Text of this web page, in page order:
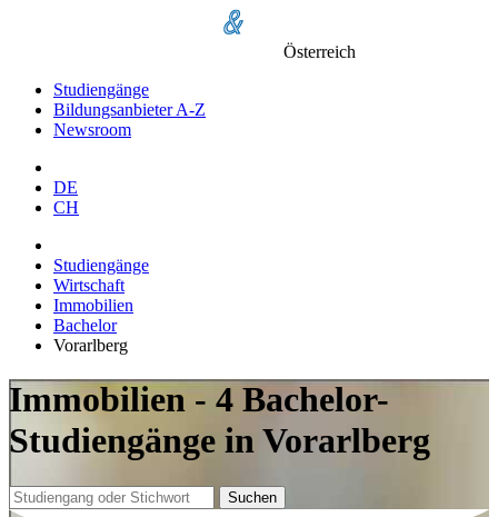
Österreich
Studiengänge
Bildungsanbieter A-Z
Newsroom
DE
CH
Studiengänge
Wirtschaft
Immobilien
Bachelor
Vorarlberg
Immobilien - 4 Bachelor-
Studiengänge in Vorarlberg
Suchen